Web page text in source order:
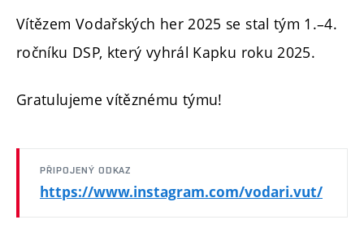
Vítězem Vodařských her 2025 se stal tým 1.–4.
ročníku DSP, který vyhrál Kapku roku 2025.
Gratulujeme vítěznému týmu!
PŘIPOJENÝ ODKAZ
https://www.instagram.com/vodari.vut/